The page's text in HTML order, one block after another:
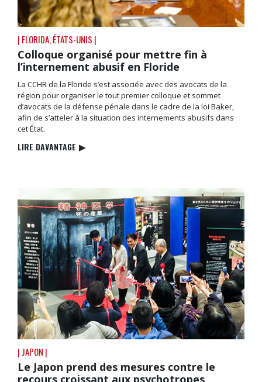
| FLORIDA, ÉTATS-UNIS |
Colloque organisé pour mettre fin à
l’internement abusif en Floride
La CCHR de la Floride s’est associée avec des avocats de la
région pour organiser le tout premier colloque et sommet
d’avocats de la défense pénale dans le cadre de la loi Baker,
afin de s’atteler à la situation des internements abusifs dans
cet État.
LIRE DAVANTAGE ▶
| JAPON |
Le Japon prend des mesures contre le
recours croissant aux psychotropes